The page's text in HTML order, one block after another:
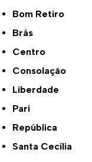
Bom Retiro
Brás
Centro
Consolação
Liberdade
Pari
República
Santa Cecília